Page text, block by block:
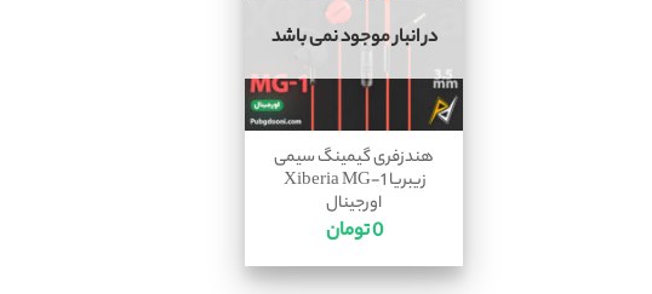
در انبار موجود نمی باشد
هندزفری گیمینگ سیمی
زیبریا Xiberia MG-1
اورجینال
0تومان